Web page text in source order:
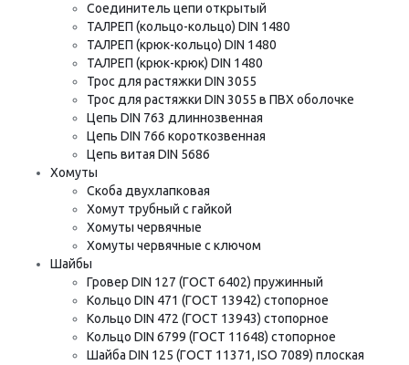
Соединитель цепи открытый
ТАЛРЕП (кольцо-кольцо) DIN 1480
ТАЛРЕП (крюк-кольцо) DIN 1480
ТАЛРЕП (крюк-крюк) DIN 1480
Трос для растяжки DIN 3055
Трос для растяжки DIN 3055 в ПВХ оболочке
Цепь DIN 763 длиннозвенная
Цепь DIN 766 короткозвенная
Цепь витая DIN 5686
Хомуты
Скоба двухлапковая
Хомут трубный с гайкой
Хомуты червячные
Хомуты червячные с ключом
Шайбы
Гровер DIN 127 (ГОСТ 6402) пружинный
Кольцо DIN 471 (ГОСТ 13942) стопорное
Кольцо DIN 472 (ГОСТ 13943) стопорное
Кольцо DIN 6799 (ГОСТ 11648) стопорное
Шайба DIN 125 (ГОСТ 11371, ISO 7089) плоская